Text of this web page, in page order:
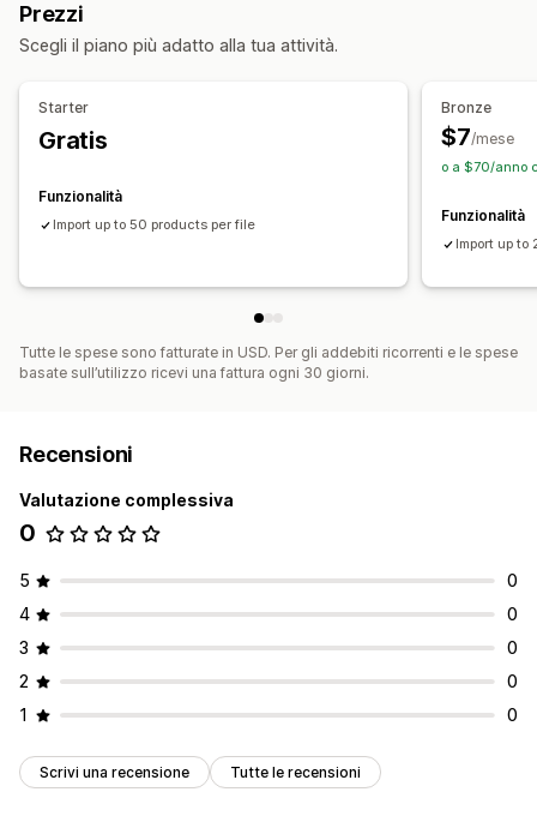
Prezzi
Scegli il piano più adatto alla tua attività.
Starter
Gratis
Funzionalità
Import up to 50 products per file
Bronze
$7/mese
o a $70/anno
Funzionalità
Import up
Tutte le spese sono fatturate in USD. Per gli addebiti ricorrenti e le spese
basate sull’utilizzo ricevi una fattura ogni 30 giorni.
Recensioni
Valutazione complessiva
0
5
0
4
0
3
0
2
0
1
0
Scrivi una recensione Tutte le recensioni